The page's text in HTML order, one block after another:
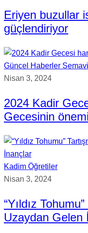
Eriyen buzullar
güçlendiriyor
Güncel Haberler
Nisan 3, 2024
2024 Kadir
Gecesinin önemi
Kadim Öğretiler
Nisan 3, 2024
“Yıldız
Uzaydan Gelen